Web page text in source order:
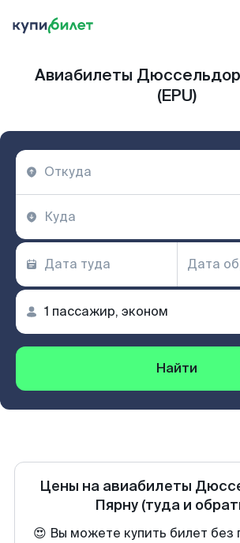
Авиабилеты
(EPU)
Найти
Цены на авиабилеты
Пярну (туда и
😍 Вы можете купить билет без